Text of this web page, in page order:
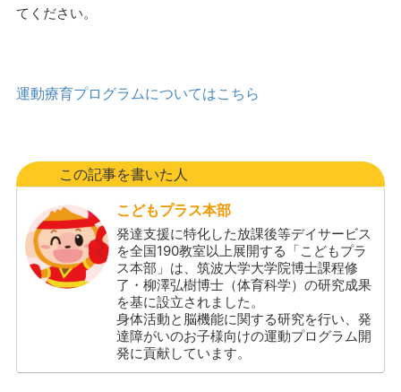
てください。
運動療育プログラムについてはこちら
この記事を書いた人
こどもプラス本部
発達支援に特化した放課後等デイサービス
を全国190教室以上展開する「こどもプラ
ス本部」は、筑波大学大学院博士課程修
了・柳澤弘樹博士（体育科学）の研究成果
を基に設立されました。
身体活動と脳機能に関する研究を行い、発
達障がいのお子様向けの運動プログラム開
発に貢献しています。